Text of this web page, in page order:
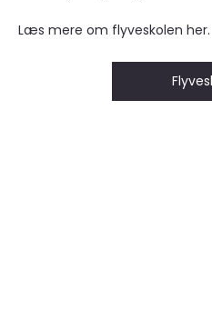
Læs mere om flyveskolen her.